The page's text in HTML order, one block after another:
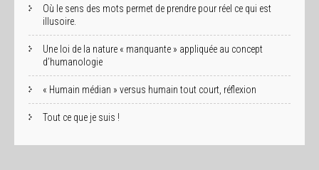
Où le sens des mots permet de prendre pour réel ce qui est
illusoire.
Une loi de la nature « manquante » appliquée au concept
d’humanologie
« Humain médian » versus humain tout court, réflexion
Tout ce que je suis !